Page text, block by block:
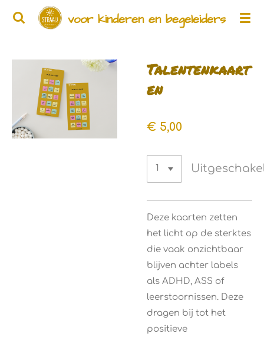
Ga
de
hoofdinhoud
voor kinderen en begeleiders
Talentenkaart
en
€ 5,00
Deze kaarten zetten
het licht op de sterktes
die vaak onzichtbaar
blijven achter labels
als ADHD, ASS of
leerstoornissen. Deze
dragen bij tot het
positieve